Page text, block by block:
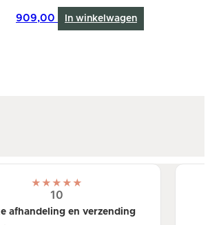
909,00 In winkelwagen
★★★★★
10
afhandeling en verzending